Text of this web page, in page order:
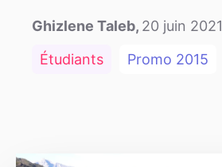
Ghizlene Taleb, 20 juin 2021
Étudiants
Promo 2015